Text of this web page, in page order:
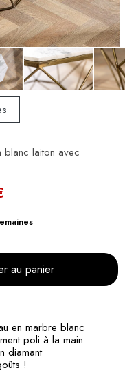
blanc laiton avec
au panier
en marbre blanc
poli à la main
diamant
!